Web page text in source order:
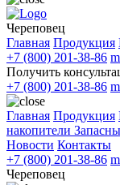
Череповец
Главная Продукция
+7 (800) 201-38-86
Получить
+7 (800) 201-38-86
Главная Продукция
накопители
Новости Контакты
+7 (800) 201-38-86
Череповец